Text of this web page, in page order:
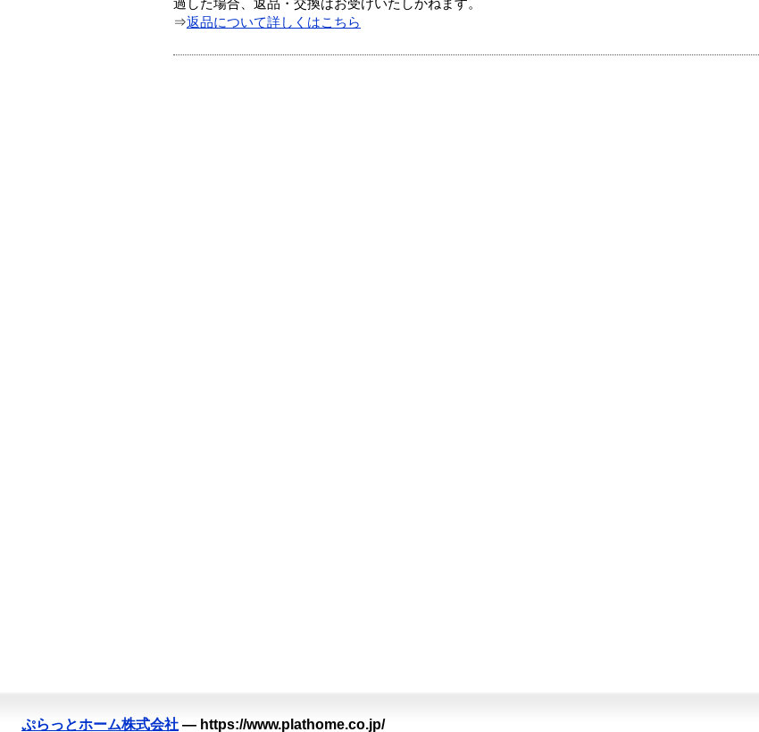
過した場合、返品・交換はお受けいたしかねます。
⇒返品について詳しくはこちら
ぷらっとホーム株式会社 — https://www.plathome.co.jp/